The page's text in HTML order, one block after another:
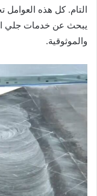
التام. كل هذه
يبحث عن خدمات جلي
والموثوقية.